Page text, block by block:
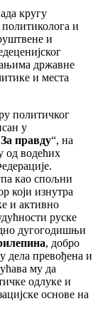
кругу
и
и
државне
и места
политичког
у
правду“, на
од водећих
као спољни
који изнутра
и активно
руске
дугогодишњи
, добро
дела превођена и
му да
одлуке и
основе на